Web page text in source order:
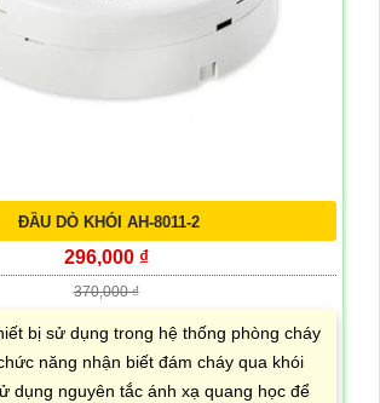
ĐẦU DÒ KHÓI AH-8011-2
296,000 ₫
370,000 ₫
bị sử dụng trong hệ thống phòng cháy
năng nhận biết đám cháy qua khói
dụng nguyên tắc ánh xạ quang học để